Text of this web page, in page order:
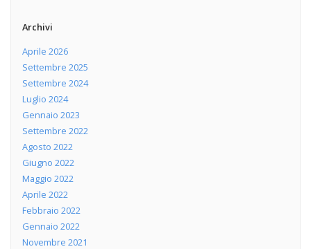
Archivi
Aprile 2026
Settembre 2025
Settembre 2024
Luglio 2024
Gennaio 2023
Settembre 2022
Agosto 2022
Giugno 2022
Maggio 2022
Aprile 2022
Febbraio 2022
Gennaio 2022
Novembre 2021